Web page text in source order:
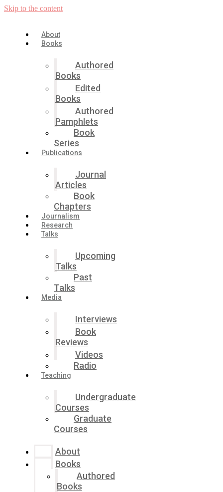
Skip to the content
About
Books
Authored
Books
Edited
Books
Authored
Pamphlets
Book
Series
Publications
Journal
Articles
Book
Chapters
Journalism
Research
Talks
Upcoming
Talks
Past
Talks
Media
Interviews
Book
Reviews
Videos
Radio
Teaching
Undergraduate
Courses
Graduate
Courses
About
Books
Authored
Books